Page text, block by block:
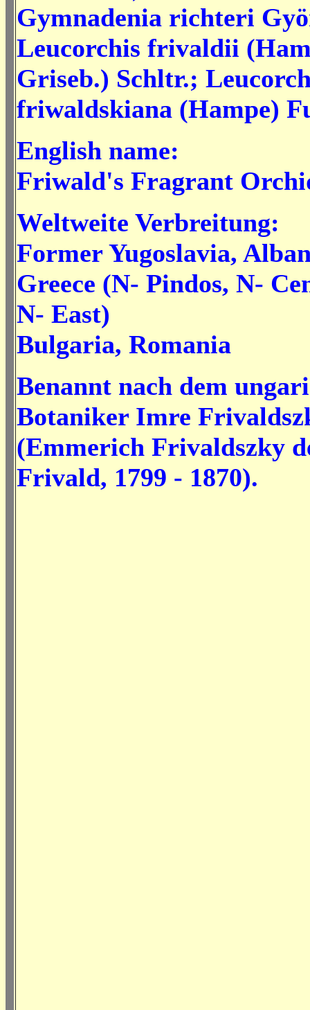
Gymnadenia richteri
Leucorchis frivaldii
Griseb.) Schltr.;
friwaldskiana (Hampe)
English name:
Friwald's Fragrant
Weltweite Verbreitung:
Former Yugoslavia,
Greece (N- Pindos, N-
N- East)
Bulgaria, Romania
Benannt nach dem
Botaniker Imre
(Emmerich Frivaldszky
Frivald, 1799 - 1870).